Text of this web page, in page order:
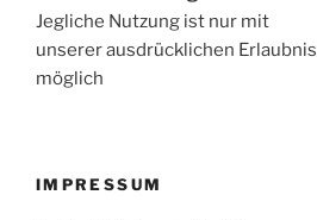
Jegliche Nutzung ist nur mit
unserer ausdrücklichen Erlaubnis
möglich
IMPRESSUM